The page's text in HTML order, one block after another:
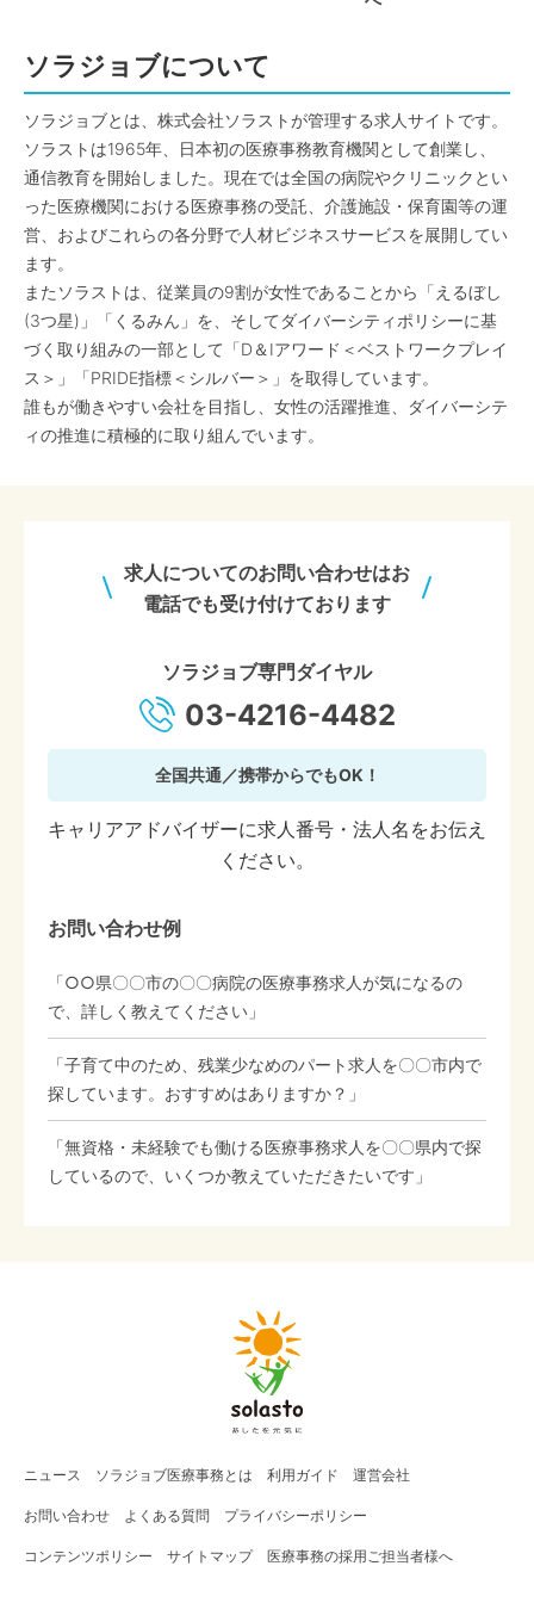
ソラジョブについて
ソラジョブとは、株式会社ソラストが管理する求人サイトです。
ソラストは1965年、日本初の医療事務教育機関として創業し、
通信教育を開始しました。現在では全国の病院やクリニックとい
った医療機関における医療事務の受託、介護施設・保育園等の運
営、およびこれらの各分野で人材ビジネスサービスを展開してい
ます。
またソラストは、従業員の9割が女性であることから「えるぼし
(3つ星)」「くるみん」を、そしてダイバーシティポリシーに基
づく取り組みの一部として「D＆Iアワード＜ベストワークプレイ
ス＞」「PRIDE指標＜シルバー＞」を取得しています。
誰もが働きやすい会社を目指し、女性の活躍推進、ダイバーシテ
ィの推進に積極的に取り組んでいます。
求人についてのお問い合わせはお
電話でも受け付けております
ソラジョブ専門ダイヤル
03-4216-4482
全国共通／携帯からでもOK！
キャリアアドバイザーに求人番号・法人名をお伝え
ください。
お問い合わせ例
「○○県〇〇市の〇〇病院の医療事務求人が気になるの
で、詳しく教えてください」
「子育て中のため、残業少なめのパート求人を〇〇市内で
探しています。おすすめはありますか？」
「無資格・未経験でも働ける医療事務求人を〇〇県内で探
しているので、いくつか教えていただきたいです」
ニュース ソラジョブ医療事務 とは 利用ガイド 運営会社
お問い合わせ よくある質問 プライバシーポリシー
コンテンツポリシー サイトマップ 医療事務の採用ご担当者様へ